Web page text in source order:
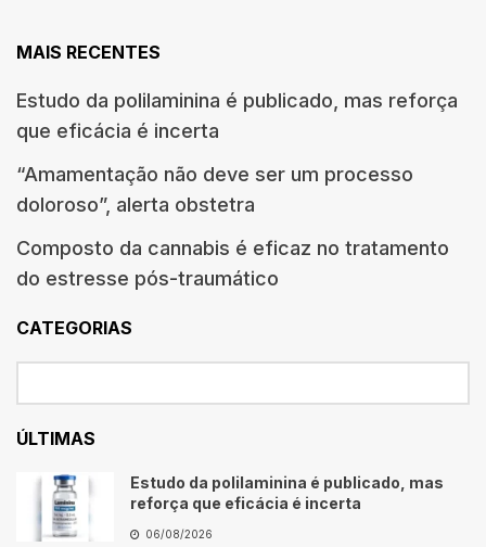
MAIS RECENTES
Estudo da polilaminina é publicado, mas reforça
que eficácia é incerta
“Amamentação não deve ser um processo
doloroso”, alerta obstetra
Composto da cannabis é eficaz no tratamento
do estresse pós-traumático
CATEGORIAS
ÚLTIMAS
Estudo da polilaminina é publicado, mas
reforça que eficácia é incerta
06/08/2026